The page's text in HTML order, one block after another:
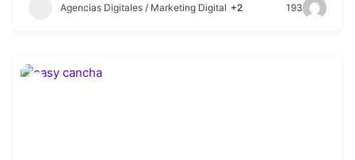
Agencias Digitales / Marketing Digital +2 193